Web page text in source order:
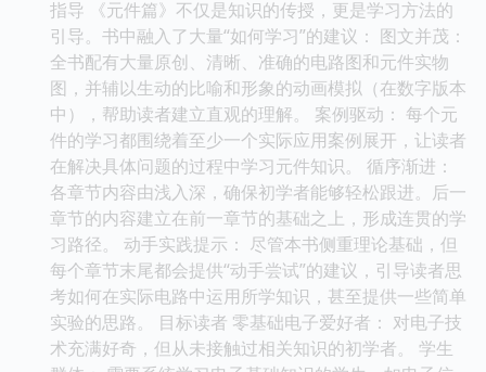
指导 《元件篇》不仅是知识的传授，更是学习方法的
引导。书中融入了大量“如何学习”的建议： 图文并茂：
全书配有大量原创、清晰、准确的电路图和元件实物
图，并辅以生动的比喻和形象的动画模拟（在数字版本
中），帮助读者建立直观的理解。 案例驱动： 每个元
件的学习都围绕着至少一个实际应用案例展开，让读者
在解决具体问题的过程中学习元件知识。 循序渐进：
各章节内容由浅入深，确保初学者能够轻松跟进。后一
章节的内容建立在前一章节的基础之上，形成连贯的学
习路径。 动手实践提示： 尽管本书侧重理论基础，但
每个章节末尾都会提供“动手尝试”的建议，引导读者思
考如何在实际电路中运用所学知识，甚至提供一些简单
实验的思路。 目标读者 零基础电子爱好者： 对电子技
术充满好奇，但从未接触过相关知识的初学者。 学生